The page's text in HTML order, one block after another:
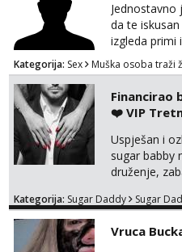
Jednostavno
da te
izgleda primi
on zeli raditi.
poslusna.
Nikakve
interesiraju.
bonovima i
ukratko o
Kategorija: Sex Muška osoba traži
Financirao
❤️ VIP
Uspješan i
sugar babby
druženje,
otvorena,
Kategorija: Sugar Daddy Sugar
Vruca